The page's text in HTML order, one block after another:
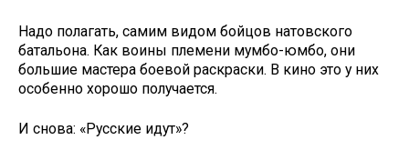
Надо полагать, самим видом бойцов натовского
батальона. Как воины племени мумбо-юмбо, они
большие мастера боевой раскраски. В кино это у них
особенно хорошо получается.
И снова: «Русские идут»?